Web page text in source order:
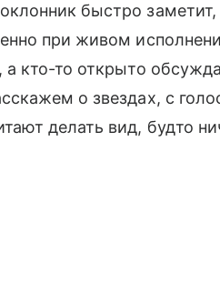
быстро
при живом
а кто-то открыто
о звездах, с
делать вид, будто